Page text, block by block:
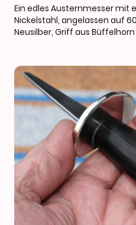
Ein edles Austernmesser mit
Nickelstahl, angelassen auf
Neusilber, Griff aus Büffelhorn